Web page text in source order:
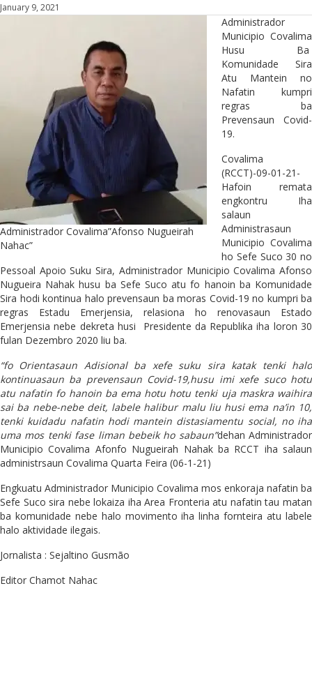
January 9, 2021
Administrador Covalima”Afonso Nugueirah
Nahac”
Administrador
Municipio Covalima
Husu Ba
Komunidade Sira
Atu Mantein no
Nafatin kumpri
regras ba
Prevensaun Covid-
19.
Covalima
(RCCT)-09-01-21-
Hafoin remata
engkontru Iha
salaun
Administrasaun
Municipio Covalima
ho Sefe Suco 30 no
Pessoal Apoio Suku Sira, Administrador Municipio Covalima Afonso
Nugueira Nahak husu ba Sefe Suco atu fo hanoin ba Komunidade
Sira hodi kontinua halo prevensaun ba moras Covid-19 no kumpri ba
regras Estadu Emerjensia, relasiona ho renovasaun Estado
Emerjensia nebe dekreta husi Presidente da Republika iha loron 30
fulan Dezembro 2020 liu ba.
“fo Orientasaun Adisional ba xefe suku sira katak tenki halo
kontinuasaun ba prevensaun Covid-19,husu imi xefe suco hotu
atu nafatin fo hanoin ba ema hotu hotu tenki uja maskra waihira
sai ba nebe-nebe deit, labele halibur malu liu husi ema na’in 10,
tenki kuidadu nafatin hodi mantein distasiamentu social, no iha
uma mos tenki fase liman bebeik ho sabaun”dehan Administrador
Municipio Covalima Afonfo Nugueirah Nahak ba RCCT iha salaun
administrsaun Covalima Quarta Feira (06-1-21)
Engkuatu Administrador Municipio Covalima mos enkoraja nafatin ba
Sefe Suco sira nebe lokaiza iha Area Fronteria atu nafatin tau matan
ba komunidade nebe halo movimento iha linha fornteira atu labele
halo aktividade ilegais.
Jornalista : Sejaltino Gusmão
Editor Chamot Nahac